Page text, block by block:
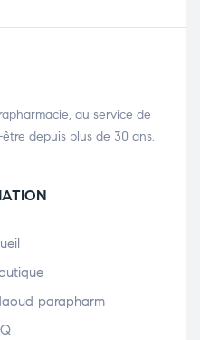
au service de
depuis plus de 30 ans.
parapharm